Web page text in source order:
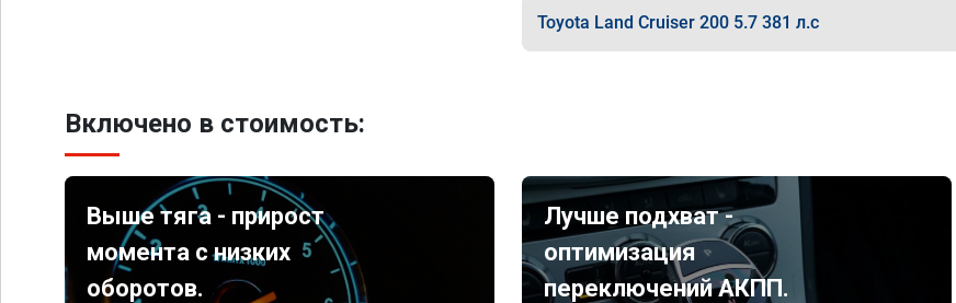
Toyota Land Cruiser 200 5.7 381 л.с
Включено в стоимость:
Выше тяга - прирост
момента с низких
оборотов.
Лучше подхват -
оптимизация
переключений АКПП.